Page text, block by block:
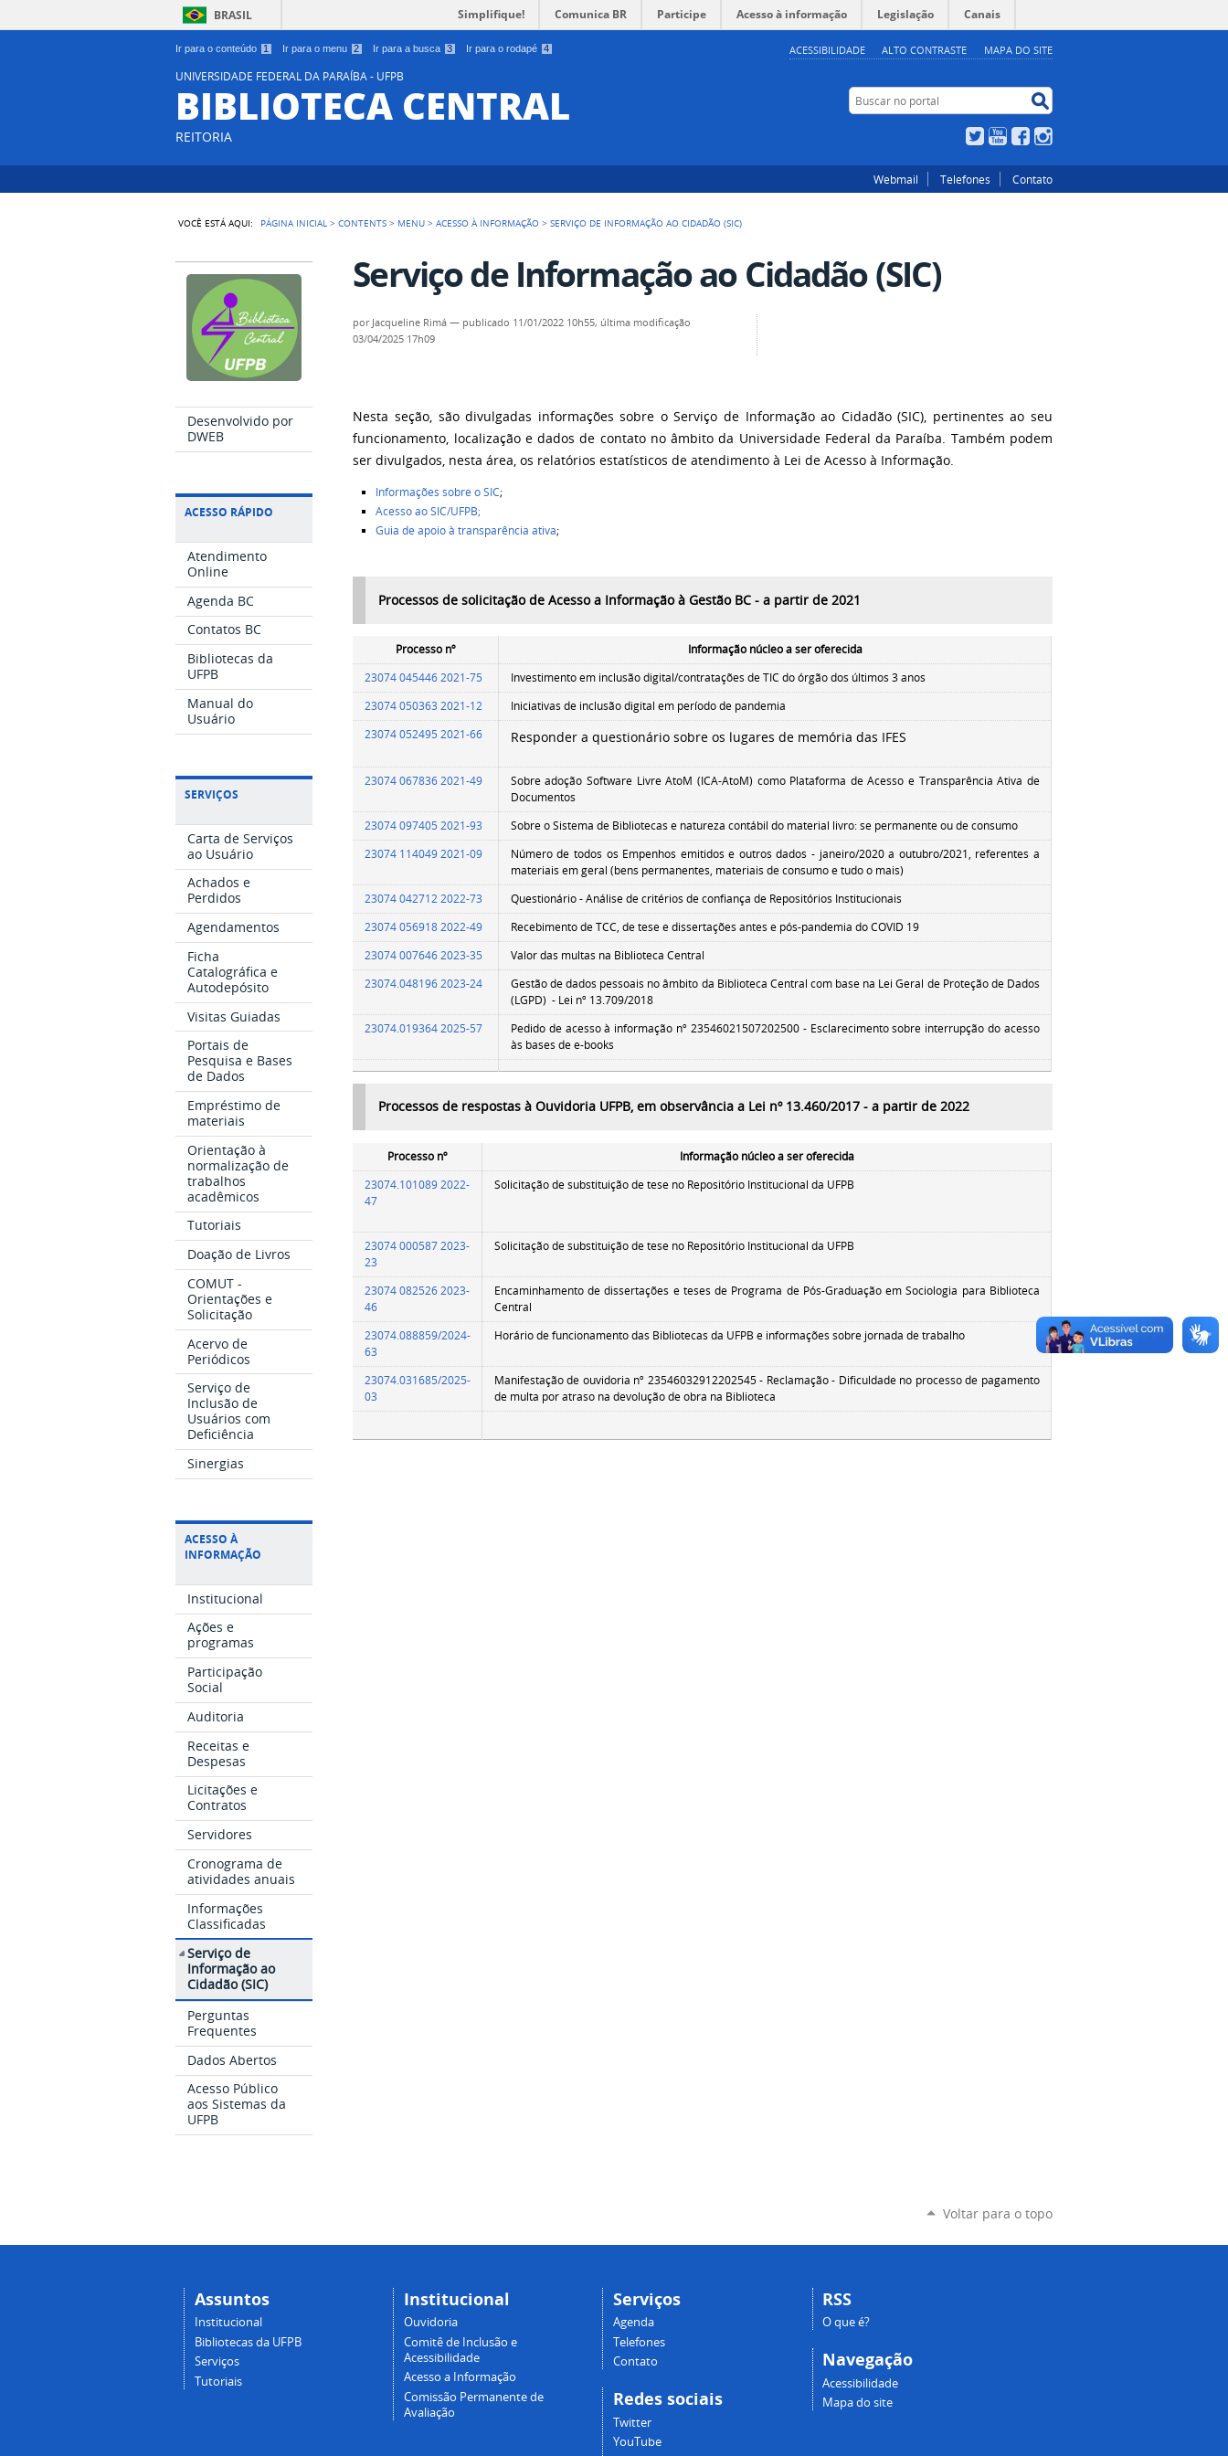
Ir para o conteúdo 1 Ir para o menu 2 Ir para a busca 3 Ir para o rodapé 4 ACESSIBILIDADE ALTO CONTRASTE MAPA DO SITE
BRASIL Simplifique! Comunica BR Participe Acesso à informação Legislação Canais
UNIVERSIDADE FEDERAL DA PARAÍBA - UFPB
BIBLIOTECA CENTRAL
REITORIA
Buscar no portal
TwitterYouTubeFacebook
Webmail Telefones Contato
VOCÊ ESTÁ AQUI: PÁGINA INICIAL >CONTENTS > MENU >ACESSO À INFORMAÇÃO >SERVIÇO DE INFORMAÇÃO AO CIDADÃO (SIC)
Desenvolvido por
DWEB
ACESSO RÁPIDO
Atendimento
Online
Agenda BC
Contatos BC
Bibliotecas da
UFPB
Manual do
Usuário
SERVIÇOS
Carta de Serviços
ao Usuário
Achados e
Perdidos
Agendamentos
Ficha
Catalográfica e
Autodepósito
Visitas Guiadas
Portais de
Pesquisa e Bases
de Dados
Empréstimo de
materiais
Orientação à
normalização de
trabalhos
acadêmicos
Tutoriais
Doação de Livros
COMUT -
Orientações e
Solicitação
Acervo de
Periódicos
Serviço de
Inclusão de
Usuários com
Deficiência
Sinergias
ACESSO À
INFORMAÇÃO
Institucional
Ações e
programas
Participação
Social
Auditoria
Receitas e
Despesas
Licitações e
Contratos
Servidores
Cronograma de
atividades anuais
Informações
Classificadas
Serviço de
Informação ao
Cidadão (SIC)
Perguntas
Frequentes
Dados Abertos
Acesso Público
aos Sistemas da
UFPB
Serviço de Informação ao Cidadão (SIC)
por Jacqueline Rimá — publicado 11/01/2022 10h55, última modificação
03/04/2025 17h09
Nesta seção, são divulgadas informações sobre o Serviço de Informação ao Cidadão (SIC), pertinentes ao seu
funcionamento, localização e dados de contato no âmbito da Universidade Federal da Paraíba. Também podem
ser divulgados, nesta área, os relatórios estatísticos de atendimento à Lei de Acesso à Informação.
Informações sobre o SIC;
Acesso ao SIC/UFPB;
Guia de apoio à transparência ativa;
Processos de solicitação de Acesso a Informação à Gestão BC - a partir de 2021
Processo nº
Informação núcleo a ser oferecida
23074 045446 2021-75
Investimento em inclusão digital/contratações de TIC do órgão dos últimos 3 anos
23074 050363 2021-12
Iniciativas de inclusão digital em período de pandemia
23074 052495 2021-66
Responder a questionário sobre os lugares de memória das IFES
23074 067836 2021-49
Sobre adoção Software Livre AtoM (ICA-AtoM) como Plataforma de Acesso e Transparência Ativa de
Documentos
23074 097405 2021-93
Sobre o Sistema de Bibliotecas e natureza contábil do material livro: se permanente ou de consumo
23074 114049 2021-09
Número de todos os Empenhos emitidos e outros dados - janeiro/2020 a outubro/2021, referentes a
materiais em geral (bens permanentes, materiais de consumo e tudo o mais)
23074 042712 2022-73
Questionário - Análise de critérios de confiança de Repositórios Institucionais
23074 056918 2022-49
Recebimento de TCC, de tese e dissertações antes e pós-pandemia do COVID 19
23074 007646 2023-35
Valor das multas na Biblioteca Central
23074.048196 2023-24
Gestão de dados pessoais no âmbito da Biblioteca Central com base na Lei Geral de Proteção de Dados
(LGPD) - Lei nº 13.709/2018
23074.019364 2025-57
Pedido de acesso à informação nº 23546021507202500 - Esclarecimento sobre interrupção do acesso
às bases de e-books
Processos de respostas à Ouvidoria UFPB, em observância a Lei nº 13.460/2017 - a partir de 2022
Processo nº
Informação núcleo a ser oferecida
23074.101089 2022-
47
Solicitação de substituição de tese no Repositório Institucional da UFPB
23074 000587 2023-
23
Solicitação de substituição de tese no Repositório Institucional da UFPB
23074 082526 2023-
46
Encaminhamento de dissertações e teses de Programa de Pós-Graduação em Sociologia para Biblioteca
Central
23074.088859/2024-
63
Horário de funcionamento das Bibliotecas da UFPB e informações sobre jornada de trabalho
23074.031685/2025-
03
Manifestação de ouvidoria nº 23546032912202545 - Reclamação - Dificuldade no processo de pagamento
de multa por atraso na devolução de obra na Biblioteca
Voltar para o topo
Assuntos
Institucional
Bibliotecas da UFPB
Serviços
Tutoriais
Institucional
Ouvidoria
Comitê de Inclusão e
Acessibilidade
Acesso a Informação
Comissão Permanente de
Avaliação
Serviços
Agenda
Telefones
Contato
Redes sociais
Twitter
YouTube
RSS
O que é?
Navegação
Acessibilidade
Mapa do site